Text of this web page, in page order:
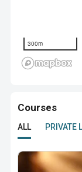
300m
Courses
ALL PRIVATE